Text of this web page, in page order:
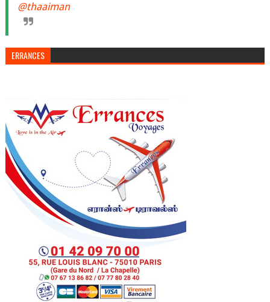
@thaaiman
ERRANCES